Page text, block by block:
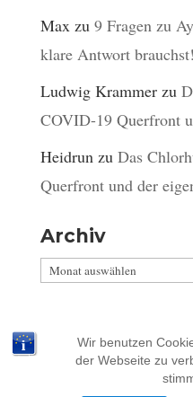
Wir benutzen
der Webseite zu
Maxzu 9 Fragen zu
klare Antwort brauchst!
Ludwig Krammerzu
COVID-19 Querfront
Heidrunzu Das
Querfront und der
Archiv
Archiv